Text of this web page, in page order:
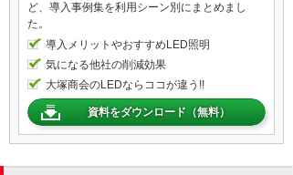
ど、導入事例集を利用シーン別にまとめまし
た。
導入メリットやおすすめLED照明
気になる他社の削減効果
大塚商会のLEDならココが違う!!
資料をダウンロード（無料）